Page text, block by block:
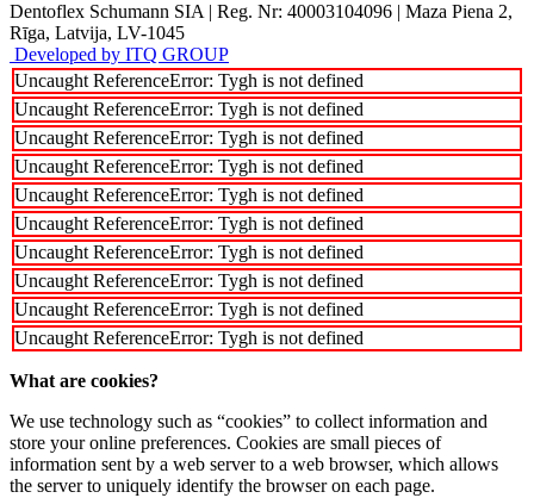
Dentoflex Schumann SIA | Reg. Nr: 40003104096 | Maza Piena 2,
Rīga, Latvija, LV-1045
Developed by ITQ GROUP
Uncaught ReferenceError: Tygh is not defined
Uncaught ReferenceError: Tygh is not defined
Uncaught ReferenceError: Tygh is not defined
Uncaught ReferenceError: Tygh is not defined
Uncaught ReferenceError: Tygh is not defined
Uncaught ReferenceError: Tygh is not defined
Uncaught ReferenceError: Tygh is not defined
Uncaught ReferenceError: Tygh is not defined
Uncaught ReferenceError: Tygh is not defined
Uncaught ReferenceError: Tygh is not defined
What are cookies?
We use technology such as “cookies” to collect information and
store your online preferences. Cookies are small pieces of
information sent by a web server to a web browser, which allows
the server to uniquely identify the browser on each page.